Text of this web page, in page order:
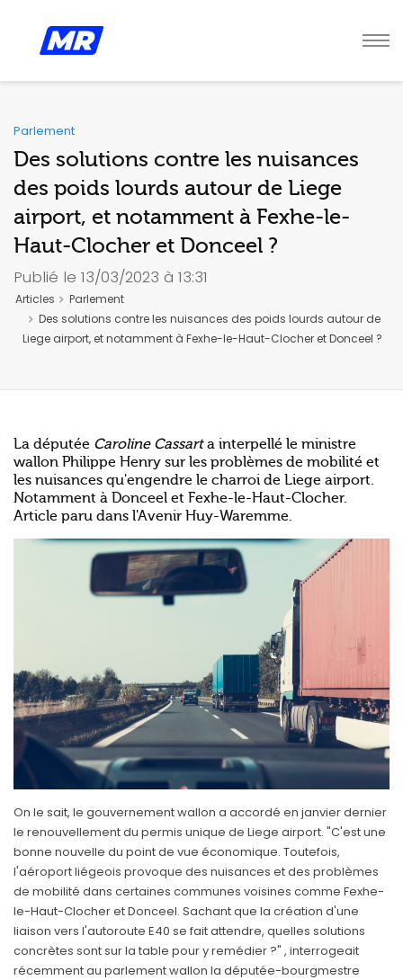
Parlement
Des solutions contre les nuisances
des poids lourds autour de Liege
airport, et notamment à Fexhe-le-
Haut-Clocher et Donceel ?
Publié le 13/03/2023 à 13:31
Articles
Parlement
Des solutions contre les nuisances des poids lourds autour de
Liege airport, et notamment à Fexhe-le-Haut-Clocher et Donceel ?
La députée Caroline Cassarta interpellé le ministre
wallon Philippe Henry sur les problèmes de mobilité et
les nuisances qu'engendre le charroi de Liege airport.
Notamment à Donceel et Fexhe-le-Haut-Clocher.
Article paru dans l'Avenir Huy-Waremme.
On le sait, le gouvernement wallon a accordé en janvier dernier
le renouvellement du permis unique de Liege airport. "C'est une
bonne nouvelle du point de vue économique. Toutefois,
l'aéroport liégeois provoque des nuisances et des problèmes
de mobilité dans certaines communes voisines comme Fexhe-
le-Haut-Clocher et Donceel. Sachant que la création d'une
liaison vers l'autoroute E40 se fait attendre, quelles solutions
concrètes sont sur la table pour y remédier ?" , interrogeait
récemment au parlement wallon la députée-bourgmestre